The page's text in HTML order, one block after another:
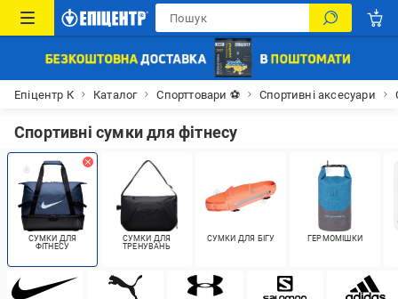
Епіцентр К Каталог Спорттовари ⚽ Спортивні аксесуари
Спортивні сумки для фітнесу
СУМКИ ДЛЯ
ФІТНЕСУ
СУМКИ ДЛЯ
ТРЕНУВАНЬ
СУМКИ ДЛЯ БІГУ ГЕРМОМІШКИ